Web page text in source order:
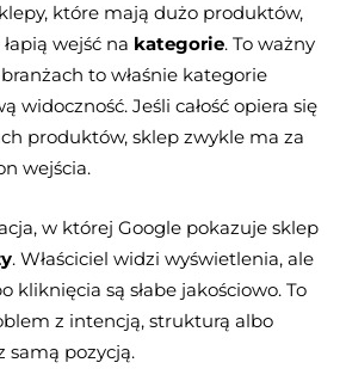
które mają dużo produktów,
wejść na kategorie. To ważny
to właśnie kategorie
widoczność. Jeśli całość opiera się
produktów, sklep zwykle ma za
wejścia.
w której Google pokazuje sklep
. Właściciel widzi wyświetlenia, ale
kliknięcia są słabe jakościowo. To
z intencją, strukturą albo
samą pozycją.